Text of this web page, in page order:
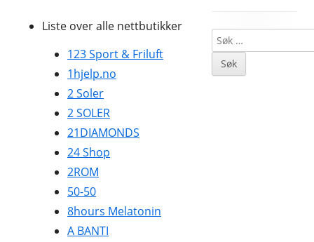
BYGG OG JERNVARE
BØKER OG MAGASINER
Liste over alle nettbutikker
123 Sport & Friluft
1hjelp.no
2 Soler
2 SOLER
21DIAMONDS
24 Shop
2ROM
50-50
8hours Melatonin
A BANTI
Main
Sidebar
Søk
etter: